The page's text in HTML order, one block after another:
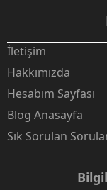
İletişim
Hakkımızda
Hesabım Sayfası
Blog Anasayfa
Sık Sorulan